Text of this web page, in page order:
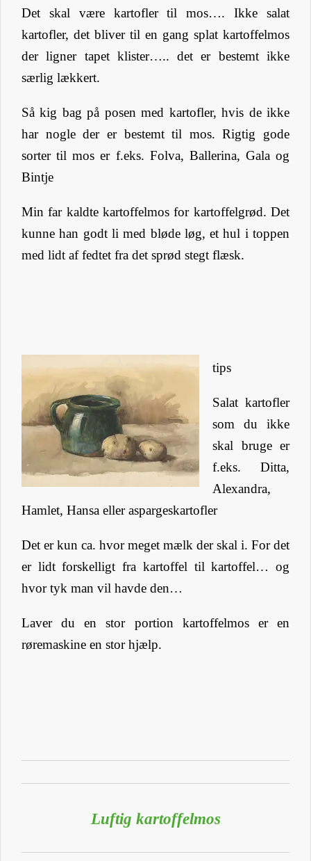
Det skal være kartofler til mos…. Ikke salat
kartofler, det bliver til en gang splat kartoffelmos
der ligner tapet klister….. det er bestemt ikke
særlig lækkert.
Så kig bag på posen med kartofler, hvis de ikke
har nogle der er bestemt til mos. Rigtig gode
sorter til mos er f.eks. Folva, Ballerina, Gala og
Bintje
Min far kaldte kartoffelmos for kartoffelgrød. Det
kunne han godt li med bløde løg, et hul i toppen
med lidt af fedtet fra det sprød stegt flæsk.
tips
Salat kartofler
som du ikke
skal bruge er
f.eks. Ditta,
Alexandra,
Hamlet, Hansa eller aspargeskartofler
Det er kun ca. hvor meget mælk der skal i. For det
er lidt forskelligt fra kartoffel til kartoffel… og
hvor tyk man vil havde den…
Laver du en stor portion kartoffelmos er en
røremaskine en stor hjælp.
Luftig kartoffelmos